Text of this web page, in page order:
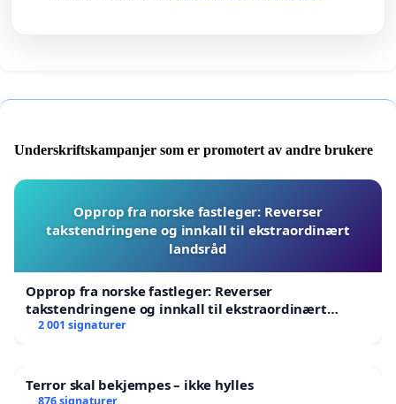
Underskriftskampanjer som er promotert av andre brukere
Opprop fra norske fastleger: Reverser
takstendringene og innkall til ekstraordinært
landsråd
Opprop fra norske fastleger: Reverser
takstendringene og innkall til ekstraordinært
landsråd
2 001 signaturer
Terror skal bekjempes – ikke hylles